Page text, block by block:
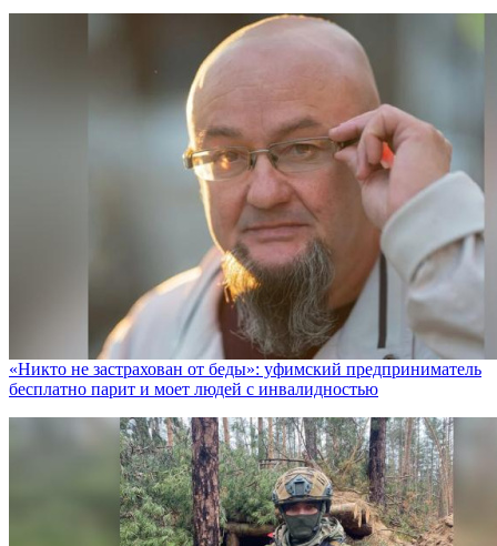
«Никто не заcтрахован от беды»: уфимский предприниматель
бесплатно парит и моет людей с инвалидностью